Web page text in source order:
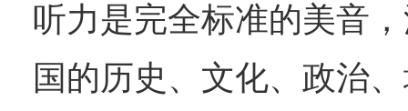
听力是完全标准的美音
国的历史、文化、政治